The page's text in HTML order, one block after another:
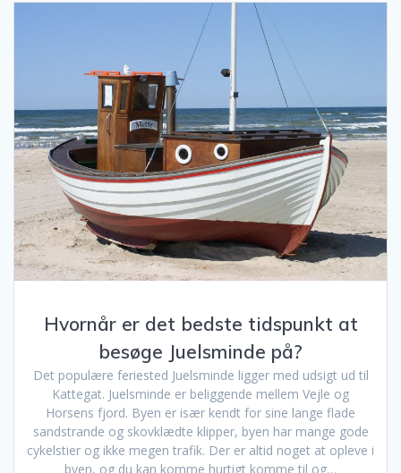
Hvornår er det bedste tidspunkt at
besøge Juelsminde på?
Det populære feriested Juelsminde ligger med udsigt ud til
Kattegat. Juelsminde er beliggende mellem Vejle og
Horsens fjord. Byen er især kendt for sine lange flade
sandstrande og skovklædte klipper, byen har mange gode
cykelstier og ikke megen trafik. Der er altid noget at opleve i
byen, og du kan komme hurtigt komme til og…